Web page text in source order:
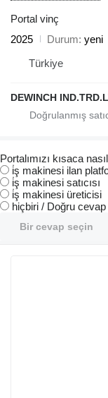
Portal vinç
2025
Durum yeni
Türkiye
DEWINCH
Portalımızı kısaca
i̇ş makinesi ilan
i̇ş makinesi satıcısı
i̇ş makinesi üreticisi
hiçbiri / Doğru
Bir cevap seçin